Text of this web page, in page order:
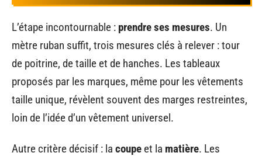
L’étape incontournable : prendre ses mesures. Un
mètre ruban suffit, trois mesures clés à relever : tour
de poitrine, de taille et de hanches. Les tableaux
proposés par les marques, même pour les vêtements
taille unique, révèlent souvent des marges restreintes,
loin de l’idée d’un vêtement universel.
Autre critère décisif : la coupe et la matière. Les